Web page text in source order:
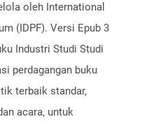
oleh International
(IDPF). Versi Epub 3
Industri Studi Studi
perdagangan buku
terbaik standar,
acara, untuk